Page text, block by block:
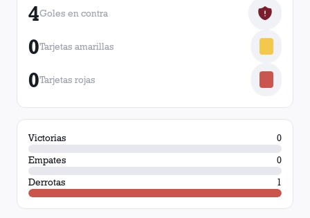
4Goles en contra
0Tarjetas amarillas
0Tarjetas rojas
Victorias
0
Empates
0
Derrotas
1